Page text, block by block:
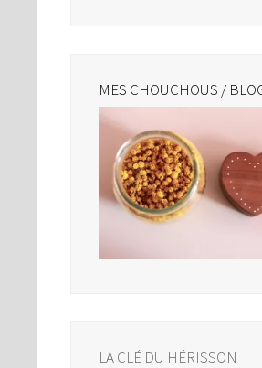
MES CHOUCHOUS /
LA CLÉ DU HÉRISSON